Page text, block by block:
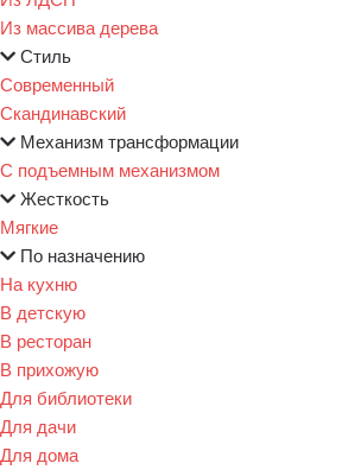
Из массива дерева
Стиль
Современный
Скандинавский
Механизм трансформации
С подъемным механизмом
Жесткость
Мягкие
По назначению
На кухню
В детскую
В ресторан
В прихожую
Для библиотеки
Для дачи
Для дома